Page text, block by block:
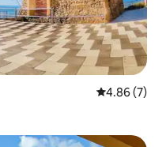
從 7 則評價
4.86 (7)